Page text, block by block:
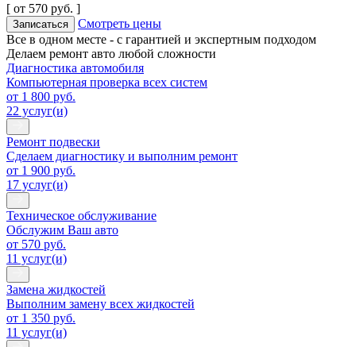
[ от 570 руб. ]
Записаться
Смотреть цены
Все в одном месте - с гарантией и экспертным подходом
Делаем ремонт авто любой сложности
Диагностика автомобиля
Компьютерная проверка всех систем
от 1 800 руб.
22 услуг(и)
Ремонт подвески
Сделаем диагностику и выполним ремонт
от 1 900 руб.
17 услуг(и)
Техническое обслуживание
Обслужим Ваш авто
от 570 руб.
11 услуг(и)
Замена жидкостей
Выполним замену всех жидкостей
от 1 350 руб.
11 услуг(и)